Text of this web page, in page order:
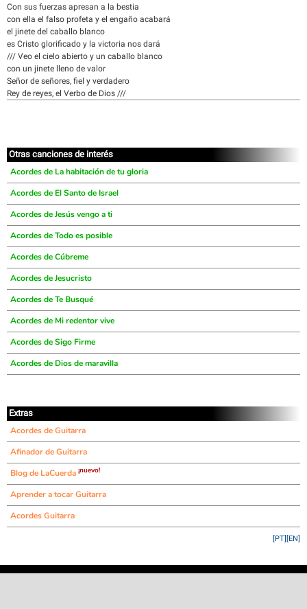
Con sus fuerzas apresan a la bestia
con ella el falso profeta y el engaño acabará
el jinete del caballo blanco
es Cristo glorificado y la victoria nos dará
/// Veo el cielo abierto y un caballo blanco
con un jinete lleno de valor
Señor de señores, fiel y verdadero
Rey de reyes, el Verbo de Dios ///
Otras canciones de interés
Acordes de La habitación de tu gloria
Acordes de El Santo de Israel
Acordes de Jesús vengo a ti
Acordes de Todo es posible
Acordes de Cúbreme
Acordes de Jesucristo
Acordes de Te Busqué
Acordes de Mi redentor vive
Acordes de Sigo Firme
Acordes de Dios de maravilla
Extras
Acordes de Guitarra
Afinador de Guitarra
Blog de LaCuerda ¡nuevo!
Aprender a tocar Guitarra
Acordes Guitarra
[EN]
[PT]